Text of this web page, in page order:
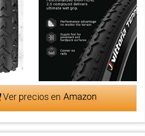
Ver precios en